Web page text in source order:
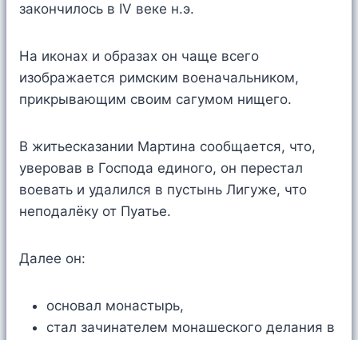
закончилось в IV веке н.э.
На иконах и образах он чаще всего
изображается римским военачальником,
прикрывающим своим сагумом нищего.
В житьесказании Мартина сообщается, что,
уверовав в Господа единого, он перестал
воевать и удалился в пустынь Лигуже, что
неподалёку от Пуатье.
Далее он:
основал монастырь,
стал зачинателем монашеского делания в